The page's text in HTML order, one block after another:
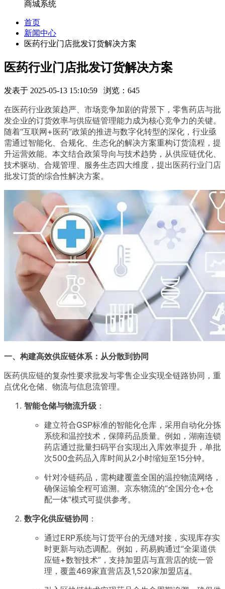
商城系统
首页
新闻中心
医药行业门店批发订货解决方案
医药行业门店批发订货解决方案
发表于 2025-05-13 15:10:59 浏览：645
在医药行业政策趋严、市场竞争加剧的背景下，零售药店与批
发企业的订货效率与供应链管理能力成为核心竞争力的关键。
随着“互联网+医药”政策的推进与数字化转型的深化，行业亟
需通过智能化、合规化、生态化的解决方案重构订货流程，提
升运营效能。本文结合政策导向与技术趋势，从供应链优化、
技术驱动、合规管理、服务生态四大维度，提出医药行业门店
批发订货的综合性解决方案。
一、构建高效供应链体系：从分散到协同
医药供应链的复杂性要求批发与零售企业实现全链路协同，重
点优化仓储、物流与信息流管理。
智能仓储与物流升级 ：
建立符合GSP标准的智能化仓库，采用自动化分拣
系统和温控技术，保障药品质量。例如，湖南连锁
药店通过批量扫码平台实现出入库效率提升，单批
次500盒药品入库时间从2小时缩短至15分钟。
针对冷链药品，需构建覆盖全国的温控物流网络，
确保运输全程可追溯。京东物流的“全国分仓+仓
配一体”模式可提供参考。
数字化供应链协同 ：
通过ERP系统与订货平台的无缝对接，实现库存实
时更新与动态调配。例如，药易购通过“全渠道供
应链+数智技术”，支持加盟店与直营店的统一管
理，覆盖469家直营店及1,520家加盟店4。